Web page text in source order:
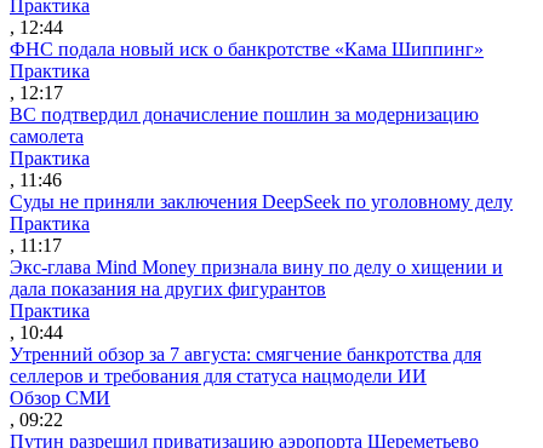
Практика
, 12:44
ФНС подала новый иск о банкротстве «Кама Шиппинг»
Практика
, 12:17
ВС подтвердил доначисление пошлин за модернизацию
самолета
Практика
, 11:46
Суды не приняли заключения DeepSeek по уголовному делу
Практика
, 11:17
Экс-глава Mind Money признала вину по делу о хищении и
дала показания на других фигурантов
Практика
, 10:44
Утренний обзор за 7 августа: смягчение банкротства для
селлеров и требования для статуса нацмодели ИИ
Обзор СМИ
, 09:22
Путин разрешил приватизацию аэропорта Шереметьево